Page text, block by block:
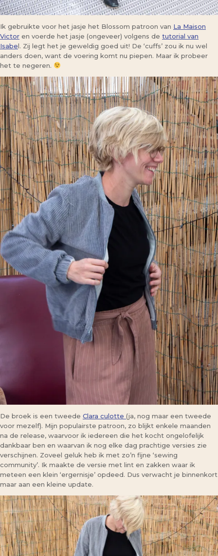
Ik gebruikte voor het jasje het Blossom patroon van La Maison
Victor en voerde het jasje (ongeveer) volgens de tutorial van
Isabel. Zij legt het je geweldig goed uit! De ‘cuffs’ zou ik nu wel
anders doen, want de voering komt nu piepen. Maar ik probeer
het te negeren.
De broek is een tweede Clara culotte (ja, nog maar een tweede
voor mezelf). Mijn populairste patroon, zo blijkt enkele maanden
na de release, waarvoor ik iedereen die het kocht ongelofelijk
dankbaar ben en waarvan ik nog elke dag prachtige versies zie
verschijnen. Zoveel geluk heb ik met zo’n fijne ‘sewing
community’. Ik maakte de versie met lint en zakken waar ik
meteen een klein ‘ergernisje’ opdeed. Dus verwacht je binnenkort
maar aan een kleine update.